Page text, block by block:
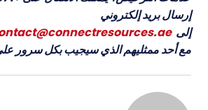
إرسال بريد إلكتروني
إلى
مع أحد ممثليهم الذي سيجيب بكل سرور